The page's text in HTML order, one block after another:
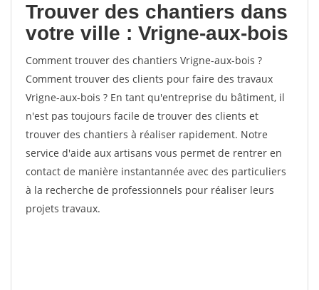
Trouver des chantiers dans
votre ville : Vrigne-aux-bois
Comment trouver des chantiers Vrigne-aux-bois ?
Comment trouver des clients pour faire des travaux
Vrigne-aux-bois ? En tant qu'entreprise du bâtiment, il
n'est pas toujours facile de trouver des clients et
trouver des chantiers à réaliser rapidement. Notre
service d'aide aux artisans vous permet de rentrer en
contact de manière instantannée avec des particuliers
à la recherche de professionnels pour réaliser leurs
projets travaux.